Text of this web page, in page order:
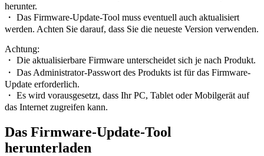
herunter.
・ Das Firmware-Update-Tool muss eventuell auch aktualisiert
werden. Achten Sie darauf, dass Sie die neueste Version verwenden.
Achtung:
・ Die aktualisierbare Firmware unterscheidet sich je nach Produkt.
・ Das Administrator-Passwort des Produkts ist für das Firmware-
Update erforderlich.
・ Es wird vorausgesetzt, dass Ihr PC, Tablet oder Mobilgerät auf
das Internet zugreifen kann.
Das Firmware-Update-Tool
herunterladen